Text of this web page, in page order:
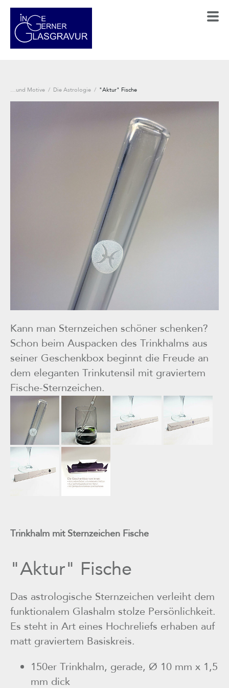
…und Motive / Die Astrologie / "Aktur" Fische
Kann man Sternzeichen schöner schenken?
Schon beim Auspacken des Trinkhalms aus
seiner Geschenkbox beginnt die Freude an
dem eleganten Trinkutensil mit graviertem
Fische-Sternzeichen.
Trinkhalm mit Sternzeichen Fische
"Aktur" Fische
Das astrologische Sternzeichen verleiht dem
funktionalem Glashalm stolze Persönlichkeit.
Es steht in Art eines Hochreliefs erhaben auf
matt graviertem Basiskreis.
150er Trinkhalm, gerade, Ø 10 mm x 1,5
mm dick